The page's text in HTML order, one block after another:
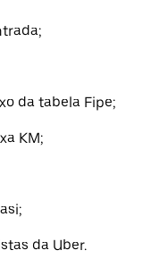
da tabela Fipe;
KM;
da Uber.